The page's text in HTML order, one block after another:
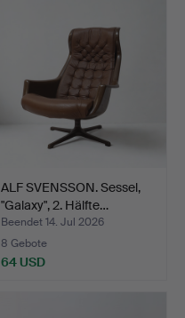
ALF SVENSSON. Sessel,
"Galaxy", 2. Hälfte…
Beendet 14. Jul 2026
8 Gebote
64 USD